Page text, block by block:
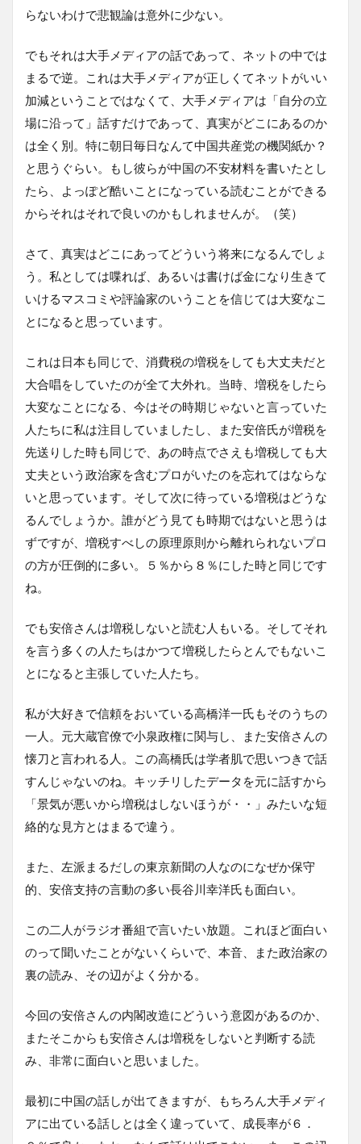
らないわけで悲観論は意外に少ない。
でもそれは大手メディアの話であって、ネットの中では
まるで逆。これは大手メディアが正しくてネットがいい
加減ということではなくて、大手メディアは「自分の立
場に沿って」話すだけであって、真実がどこにあるのか
は全く別。特に朝日毎日なんて中国共産党の機関紙か？
と思うぐらい。もし彼らが中国の不安材料を書いたとし
たら、よっぽど酷いことになっている読むことができる
からそれはそれで良いのかもしれませんが。（笑）
さて、真実はどこにあってどういう将来になるんでしょ
う。私としては喋れば、あるいは書けば金になり生きて
いけるマスコミや評論家のいうことを信じては大変なこ
とになると思っています。
これは日本も同じで、消費税の増税をしても大丈夫だと
大合唱をしていたのが全て大外れ。当時、増税をしたら
大変なことになる、今はその時期じゃないと言っていた
人たちに私は注目していましたし、また安倍氏が増税を
先送りした時も同じで、あの時点でさえも増税しても大
丈夫という政治家を含むプロがいたのを忘れてはならな
いと思っています。そして次に待っている増税はどうな
るんでしょうか。誰がどう見ても時期ではないと思うは
ずですが、増税すべしの原理原則から離れられないプロ
の方が圧倒的に多い。５％から８％にした時と同じです
ね。
でも安倍さんは増税しないと読む人もいる。そしてそれ
を言う多くの人たちはかつて増税したらとんでもないこ
とになると主張していた人たち。
私が大好きで信頼をおいている高橋洋一氏もそのうちの
一人。元大蔵官僚で小泉政権に関与し、また安倍さんの
懐刀と言われる人。この高橋氏は学者肌で思いつきで話
すんじゃないのね。キッチリしたデータを元に話すから
「景気が悪いから増税はしないほうが・・」みたいな短
絡的な見方とはまるで違う。
また、左派まるだしの東京新聞の人なのになぜか保守
的、安倍支持の言動の多い長谷川幸洋氏も面白い。
この二人がラジオ番組で言いたい放題。これほど面白い
のって聞いたことがないくらいで、本音、また政治家の
裏の読み、その辺がよく分かる。
今回の安倍さんの内閣改造にどういう意図があるのか、
またそこからも安倍さんは増税をしないと判断する読
み、非常に面白いと思いました。
最初に中国の話しが出てきますが、もちろん大手メディ
アに出ている話しとは全く違っていて、成長率が６．